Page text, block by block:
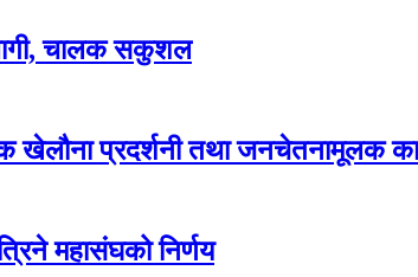
चालक सकुशल
प्रदर्शनी तथा जनचेतनामूलक
महासंघको निर्णय